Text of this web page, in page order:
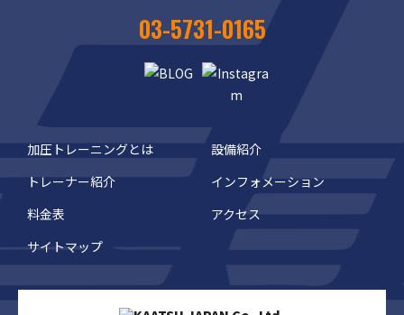
03-5731-0165
加圧トレーニングとは
設備紹介
トレーナー紹介
インフォメーション
料金表
アクセス
サイトマップ